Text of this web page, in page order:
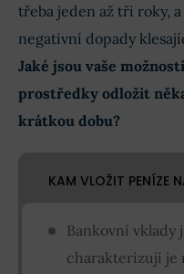
třeba jeden až tři roky,
negativní dopady
Jaké jsou vaše
prostředky odložit
krátkou dobu?
KAM VLOŽIT PENÍZE
Bankovní vklady
charakterizují je